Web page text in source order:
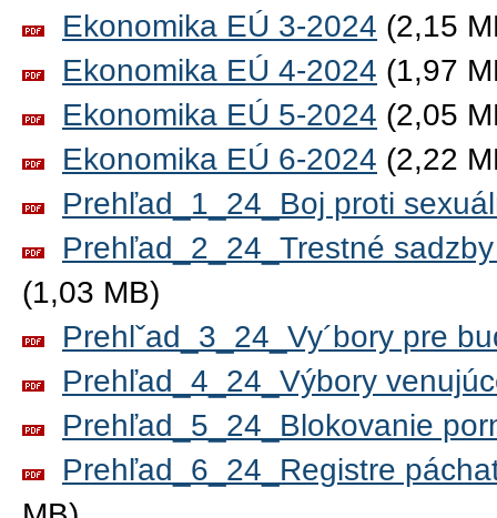
Ekonomika EÚ 3-2024 (2,15
Ekonomika EÚ 4-2024 (1,97
Ekonomika EÚ 5-2024 (2,05
Ekonomika EÚ 6-2024 (2,22
Prehľad_1_24_Boj proti
Prehľad_2_24_Trestné
(1,03 MB)
Prehlˇad_3_24_Vy´bory pre
Prehľad_4_24_Výbory
Prehľad_5_24_Blokovanie
Prehľad_6_24_Registre